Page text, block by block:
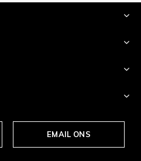
EMAIL ONS